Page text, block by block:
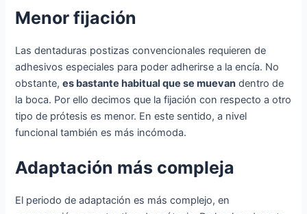
Menor fijación
Las dentaduras postizas convencionales requieren de
adhesivos especiales para poder adherirse a la encía. No
obstante,es bastante habitual que se muevan dentro de
la boca. Por ello decimos que la fijación con respecto a otro
tipo de prótesis es menor. En este sentido, a nivel
funcional también es más incómoda.
Adaptación más compleja
El periodo de adaptación es más complejo, en